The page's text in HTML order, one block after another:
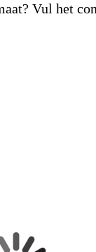
Vul het